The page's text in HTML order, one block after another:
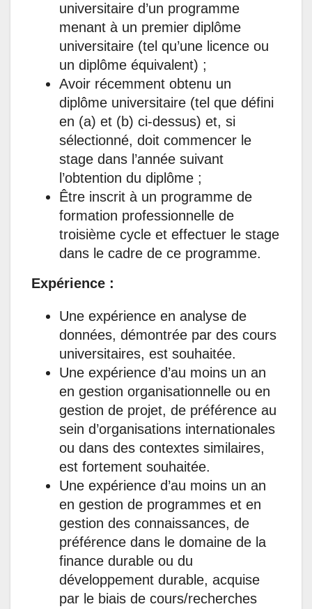
universitaire d’un programme
menant à un premier diplôme
universitaire (tel qu’une licence ou
un diplôme équivalent) ;
Avoir récemment obtenu un
diplôme universitaire (tel que défini
en (a) et (b) ci-dessus) et, si
sélectionné, doit commencer le
stage dans l’année suivant
l’obtention du diplôme ;
Être inscrit à un programme de
formation professionnelle de
troisième cycle et effectuer le stage
dans le cadre de ce programme.
Expérience :
Une expérience en analyse de
données, démontrée par des cours
universitaires, est souhaitée.
Une expérience d’au moins un an
en gestion organisationnelle ou en
gestion de projet, de préférence au
sein d’organisations internationales
ou dans des contextes similaires,
est fortement souhaitée.
Une expérience d’au moins un an
en gestion de programmes et en
gestion des connaissances, de
préférence dans le domaine de la
finance durable ou du
développement durable, acquise
par le biais de cours/recherches